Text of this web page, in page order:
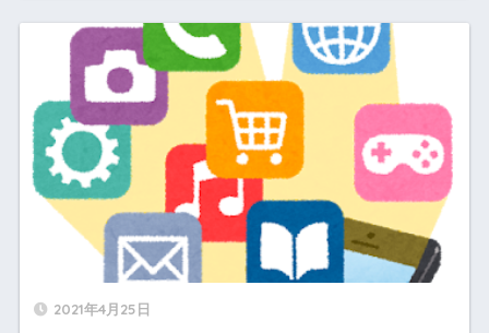
2021年4月25日